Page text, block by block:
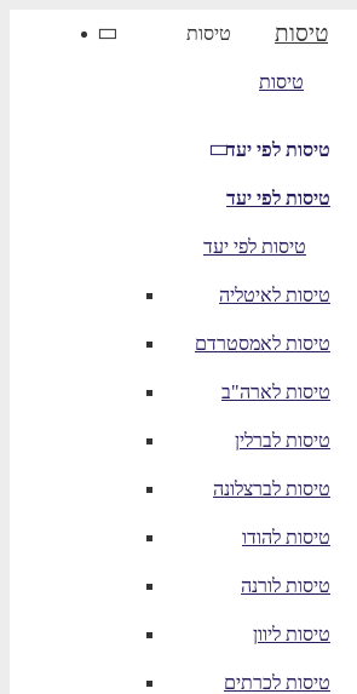
טיסות טיסות
טיסות
טיסות לפי יעד
טיסות לפי יעד
טיסות לפי יעד
טיסות לאיטליה
טיסות לאמסטרדם
טיסות לארה"ב
טיסות לברלין
טיסות לברצלונה
טיסות להודו
טיסות לורנה
טיסות ליוון
טיסות לכרתים